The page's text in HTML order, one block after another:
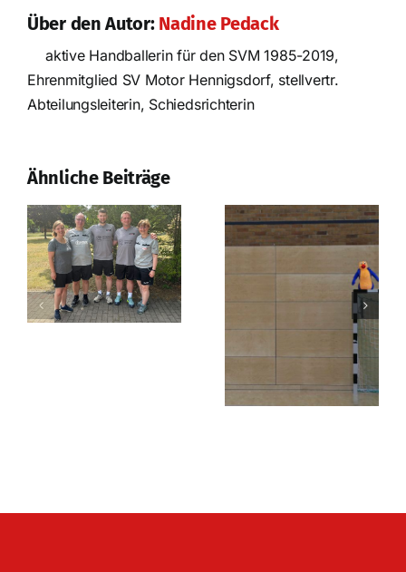
Über den Autor: Nadine Pedack
aktive Handballerin für den SVM 1985-2019,
Ehrenmitglied SV Motor Hennigsdorf, stellvertr.
Abteilungsleiterin, Schiedsrichterin
Ähnliche Beiträge
Prüfungswochenende
in Strausberg!
Nach der
Saison ist vor